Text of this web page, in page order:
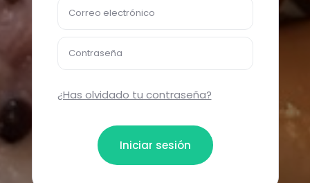
Correo electrónico
Contraseña
¿Has olvidado tu contraseña?
Iniciar sesión